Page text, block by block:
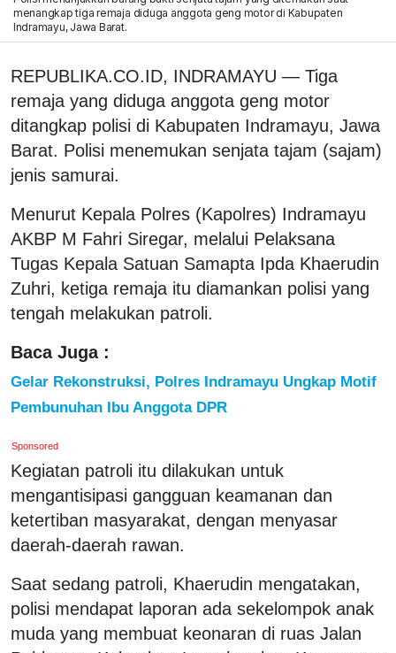
menangkap tiga remaja diduga anggota geng motor di Kabupaten
Indramayu, Jawa Barat.
REPUBLIKA.CO.ID, INDRAMAYU — Tiga
remaja yang diduga anggota geng motor
ditangkap polisi di Kabupaten Indramayu, Jawa
Barat. Polisi menemukan senjata tajam (sajam)
jenis samurai.
Menurut Kepala Polres (Kapolres) Indramayu
AKBP M Fahri Siregar, melalui Pelaksana
Tugas Kepala Satuan Samapta Ipda Khaerudin
Zuhri, ketiga remaja itu diamankan polisi yang
tengah melakukan patroli.
Baca Juga :
Gelar Rekonstruksi, Polres Indramayu Ungkap Motif
Pembunuhan Ibu Anggota DPR
Sponsored
Kegiatan patroli itu dilakukan untuk
mengantisipasi gangguan keamanan dan
ketertiban masyarakat, dengan menyasar
daerah-daerah rawan.
Saat sedang patroli, Khaerudin mengatakan,
polisi mendapat laporan ada sekelompok anak
muda yang membuat keonaran di ruas Jalan